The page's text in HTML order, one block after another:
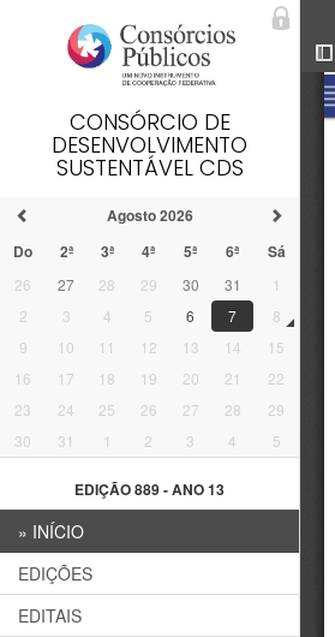
CONSÓRCIO DE
DESENVOLVIMENTO
SUSTENTÁVEL CDS
Agosto 2026
Do
2ª 3ª 4ª 5ª 6ª Sá
26 27 28 29 30 31
1
2
3 4 5 6 7
8
9
10 11 12 13 14
15
16
17 18 19 20 21
22
23
24 25 26 27 28
29
30
31 1 2 3 4 5
EDIÇÃO 889 - ANO 13
» INÍCIO
EDIÇÕES
EDITAIS